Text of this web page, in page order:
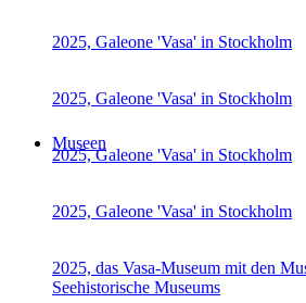
Museen
2025, Galeone 'Vasa' in Stockholm
2025, Galeone 'Vasa' in Stockholm
2025, Galeone 'Vasa' in Stockholm
2025, Galeone 'Vasa' in Stockholm
2025, das Vasa-Museum mit den
Seehistorische Museums